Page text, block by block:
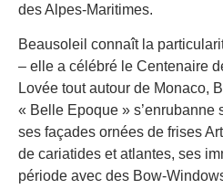
des Alpes-Maritimes.
Beausoleil connaît la
– elle a célébré le Centenaire
Lovée tout autour de Monaco,
« Belle Epoque » s’enrubanne
ses façades ornées de frises
de cariatides et atlantes, ses
période avec des Bow-